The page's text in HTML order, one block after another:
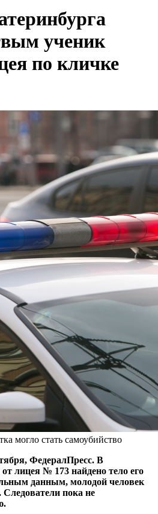
ученик
по кличке
могло стать самоубийство
ФедералПресс. В
лицея № 173 найдено тело его
данным, молодой человек
пока не